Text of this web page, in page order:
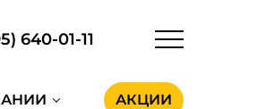
640-01-11
АКЦИИ